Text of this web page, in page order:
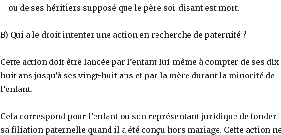
– ou de ses héritiers supposé que le père soi-disant est mort.
B) Qui a le droit intenter une action en recherche de paternité ?
Cette action doit être lancée par l’enfant lui-même à compter de ses
huit ans jusqu’à ses vingt-huit ans et par la mère durant la minorité de
l’enfant.
Cela correspond pour l’enfant ou son représentant juridique de fonder
sa filiation paternelle quand il a été conçu hors mariage. Cette action